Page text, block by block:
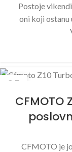
Postoje
oni koji ostanu
25
CFMOTO
CFMOTO je